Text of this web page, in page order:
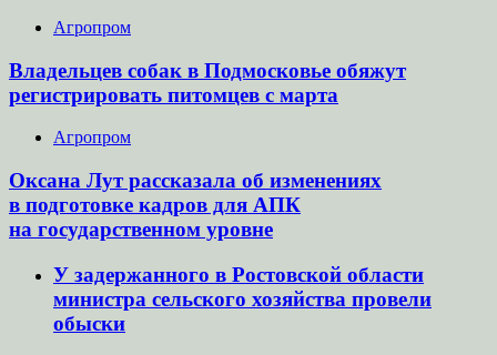
Агропром
Владельцев собак в Подмосковье обяжут
регистрировать питомцев с марта
Агропром
Оксана Лут рассказала об изменениях
в подготовке кадров для АПК
на государственном уровне
У задержанного в Ростовской области
министра сельского хозяйства провели
обыски